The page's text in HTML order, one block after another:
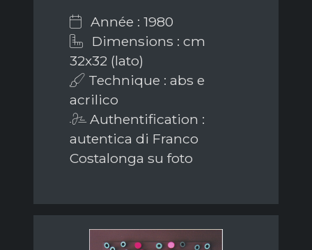
Année : 1980
Dimensions : cm
32x32 (lato)
Technique : abs e
acrilico
Authentification :
autentica di Franco
Costalonga su foto